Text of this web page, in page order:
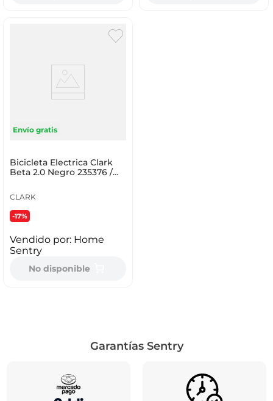
Envío gratis
Bicicleta Electrica Clark
Beta 2.0 Negro 235376 /
CLARK
-17%
Vendido por: Home
Sentry
No disponible
Garantías Sentry